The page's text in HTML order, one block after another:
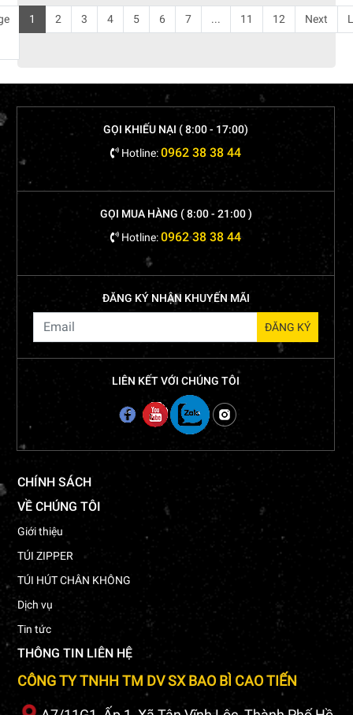
1 2 3 4 5 6 7 ... 11 12 Next
GỌI KHIẾU NẠI ( 8:00 - 17:00)
Hotline:0962 38 38 44
GỌI MUA HÀNG ( 8:00 - 21:00 )
Hotline:0962 38 38 44
ĐĂNG KÝ NHẬN KHUYẾN MÃI
LIÊN KẾT VỚI CHÚNG TÔI
CHÍNH SÁCH
VỀ CHÚNG TÔI
Giới thiệu
TÚI ZIPPER
TÚI HÚT CHÂN KHÔNG
Dịch vụ
Tin tức
THÔNG TIN LIÊN HỆ
CÔNG TY TNHH TM DV SX BAO BÌ CAO TIẾN